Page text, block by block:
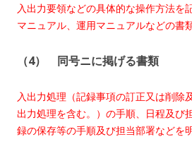
入出力要領などの具体的な操作方法を
マニュアル、運用マニュアルなどの書
（4） 同号ニに掲げる書類
入出力処理（記録事項の訂正又は削除
出力処理を含む。）の手順、日程及び
録の保存等の手順及び担当部署などを